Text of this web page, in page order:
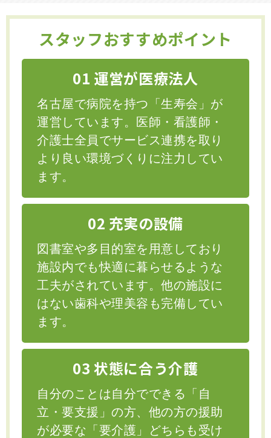
スタッフおすすめポイント
01 運営が医療法人
名古屋で病院を持つ「生寿会」が
運営しています。医師・看護師・
介護士全員でサービス連携を取り
より良い環境づくりに注力してい
ます。
02 充実の設備
図書室や多目的室を用意しており
施設内でも快適に暮らせるような
工夫がされています。他の施設に
はない歯科や理美容も完備してい
ます。
03 状態に合う介護
自分のことは自分でできる「自
立・要支援」の方、他の方の援助
が必要な「要介護」どちらも受け